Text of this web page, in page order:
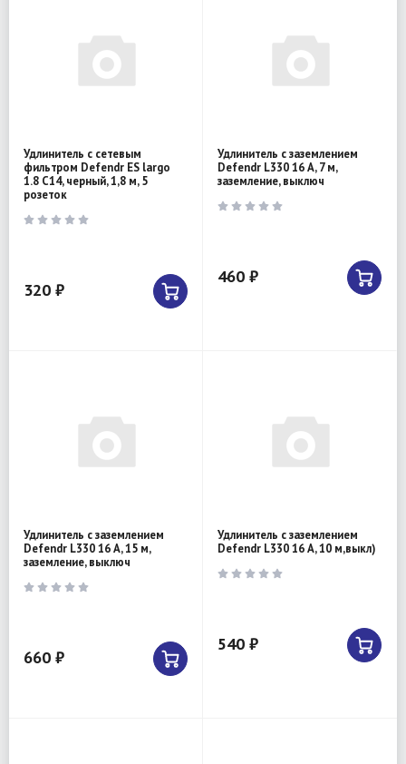
Удлинитель с сетевым
фильтром Defendr ES largo
1.8 C14, черный, 1,8 м, 5
розеток
320 ₽
Удлинитель с заземлением
Defendr L330 16 А, 7 м,
заземление, выключ
460 ₽
Удлинитель с заземлением
Defendr L330 16 А, 15 м,
заземление, выключ
660 ₽
Удлинитель с заземлением
Defendr L330 16 А, 10 м,выкл)
540 ₽